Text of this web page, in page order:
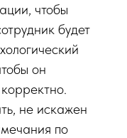
чтобы
будет
он
не искажен
по